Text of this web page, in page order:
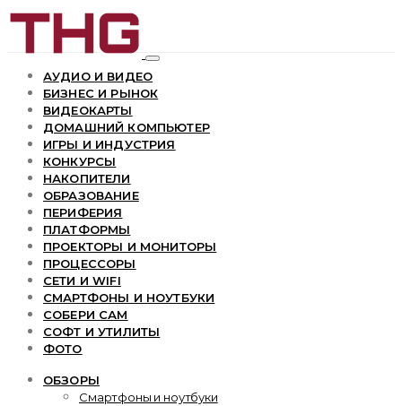
АУДИО И ВИДЕО
БИЗНЕС И РЫНОК
ВИДЕОКАРТЫ
ДОМАШНИЙ КОМПЬЮТЕР
ИГРЫ И ИНДУСТРИЯ
КОНКУРСЫ
НАКОПИТЕЛИ
ОБРАЗОВАНИЕ
ПЕРИФЕРИЯ
ПЛАТФОРМЫ
ПРОЕКТОРЫ И МОНИТОРЫ
ПРОЦЕССОРЫ
СЕТИ И WIFI
СМАРТФОНЫ И НОУТБУКИ
СОБЕРИ САМ
СОФТ И УТИЛИТЫ
ФОТО
ОБЗОРЫ
Смартфоны и ноутбуки